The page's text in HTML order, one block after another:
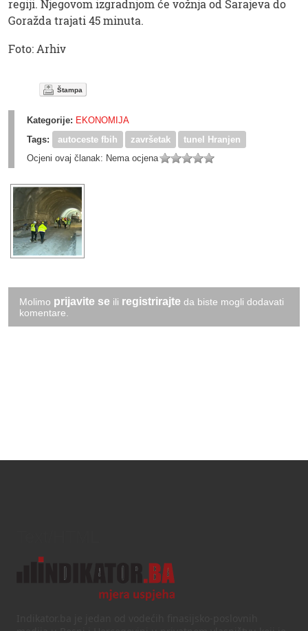
regiji. Njegovom izgradnjom će vožnja od Sarajeva do
Goražda trajati 45 minuta.
Foto: Arhiv
Štampa
Kategorije: EKONOMIJA
Tags:
autoceste fbih završetak
tunel Hranjen
Ocjeni ovaj članak: Nema ocjena
Molimo prijavite se ili registrirajte da biste mogli dodavati
komentare.